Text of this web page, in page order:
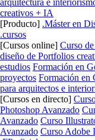
creativos + IA
[Producto] .Máster en
.cursos
[Cursos online] Curso
diseño de Portfolios
estudios Formación en
proyectos Formación en
para arquitectos e
[Cursos en directo]
Photoshop Avanzado
Avanzado Curso
Avanzado Curso Adobe